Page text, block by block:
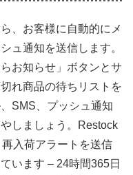
、お客様に自動的にメ
ュ通知を送信します。
お知らせ」ボタンとサ
れ商品の待ちリストを
SMS、プッシュ通知
しましょう。Restock
入荷アラートを送信
います – 24時間365日